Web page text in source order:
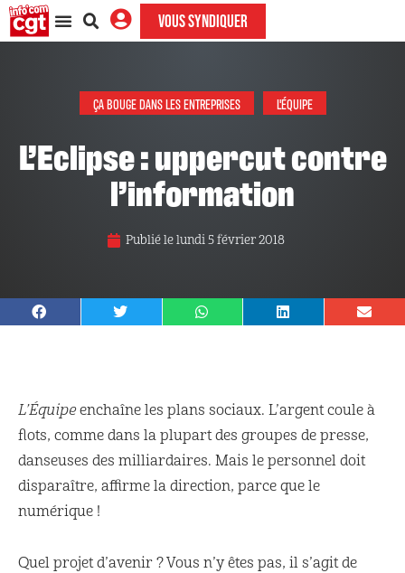
VOUS SYNDIQUER
ÇA BOUGE DANS LES ENTREPRISES L'ÉQUIPE
L’Eclipse : uppercut contre
l’information
Publié lelundi 5 février 2018
L’Équipeenchaîne les plans sociaux. L’argent coule à
flots, comme dans la plupart des groupes de presse,
danseuses des milliardaires. Mais le personnel doit
disparaître, affirme la direction, parce que le
numérique !
Quel projet d’avenir ? Vous n’y êtes pas, il s’agit de